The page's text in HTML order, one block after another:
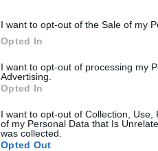
I want to opt-out of the Sale of my
Opted In
I want to opt-out of processing my
Advertising.
Opted In
I want to opt-out of Collection,
of my Personal Data that Is
was collected.
Opted Out